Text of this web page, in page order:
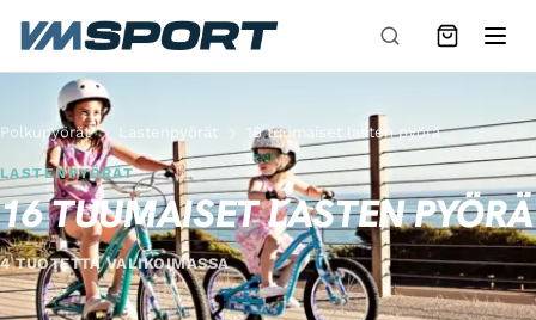
Siirry sisältöön
Polkupyörät Lastenpyörät 16 tuumaiset lasten pyörä
LASTENPYÖRÄT
16 TUUMAISET LASTEN PYÖRÄ
4 TUOTETTA VALIKOIMASSA